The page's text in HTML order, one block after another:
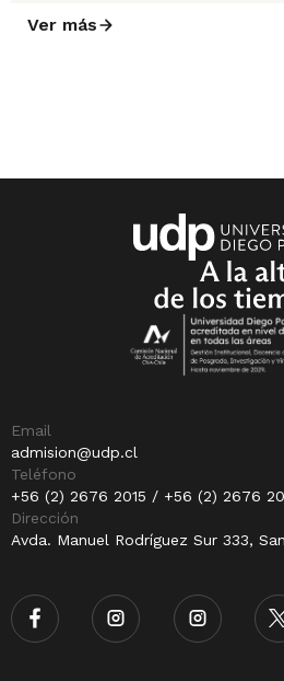
Ver más
Email
admision@udp.cl
Teléfono
+56 (2) 2676 2015 / +56 (2) 2676
Dirección
Avda. Manuel Rodríguez Sur 333,